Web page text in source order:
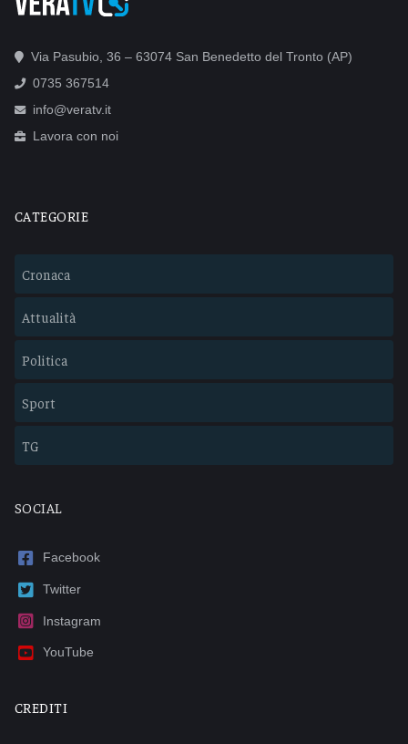
Via Pasubio, 36 – 63074 San Benedetto del Tronto (AP)
0735 367514
info@veratv.it
Lavora con noi
CATEGORIE
Cronaca
Attualità
Politica
Sport
TG
SOCIAL
Facebook
Twitter
Instagram
YouTube
CREDITI